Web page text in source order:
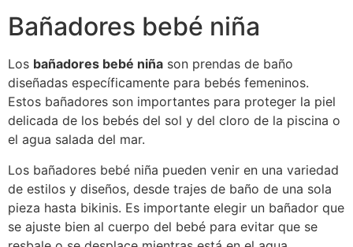
Bañadores bebé niña
Los bañadores bebé niña son prendas de baño
diseñadas específicamente para bebés femeninos.
Estos bañadores son importantes para proteger la piel
delicada de los bebés del sol y del cloro de la piscina o
el agua salada del mar.
Los bañadores bebé niña pueden venir en una variedad
de estilos y diseños, desde trajes de baño de una sola
pieza hasta bikinis. Es importante elegir un bañador que
se ajuste bien al cuerpo del bebé para evitar que se